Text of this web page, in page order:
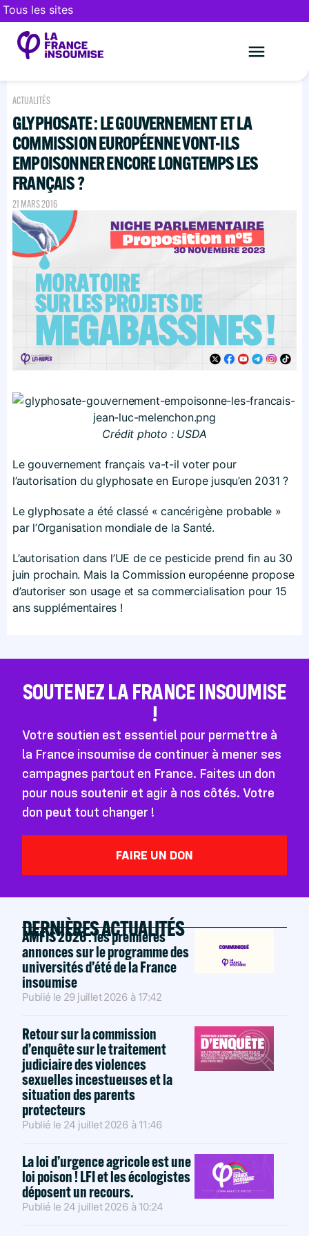
Tous les sites
ACTUALITÉS
GLYPHOSATE : LE GOUVERNEMENT ET LA
COMMISSION EUROPÉENNE VONT-ILS
EMPOISONNER ENCORE LONGTEMPS LES
FRANÇAIS ?
21 MARS 2016
Crédit photo : USDA
Le gouvernement français va-t-il voter pour
l’autorisation du glyphosate en Europe jusqu’en 2031 ?
Le glyphosate a été classé « cancérigène probable »
par l’Organisation mondiale de la Santé.
L’autorisation dans l’UE de ce pesticide prend fin au 30
juin prochain. Mais la Commission européenne propose
d’autoriser son usage et sa commercialisation pour 15
ans supplémentaires !
SOUTENEZ LA FRANCE INSOUMISE
!
Votre soutien est essentiel pour permettre à
la France insoumise de continuer à mener ses
campagnes partout en France. Faites un don
pour nous soutenir et agir à nos côtés. Votre
don peut tout changer !
FAIRE UN DON
DERNIÈRES ACTUALITÉS
AMFIS 2026 : les premières
annonces sur le programme des
universités d’été de la France
insoumise
Publié le 29 juillet 2026 à 17:42
Retour sur la commission
d’enquête sur le traitement
judiciaire des violences
sexuelles incestueuses et la
situation des parents
protecteurs
Publié le 24 juillet 2026 à 11:46
La loi d’urgence agricole est une
loi poison ! LFI et les écologistes
déposent un recours.
Publié le 24 juillet 2026 à 10:24